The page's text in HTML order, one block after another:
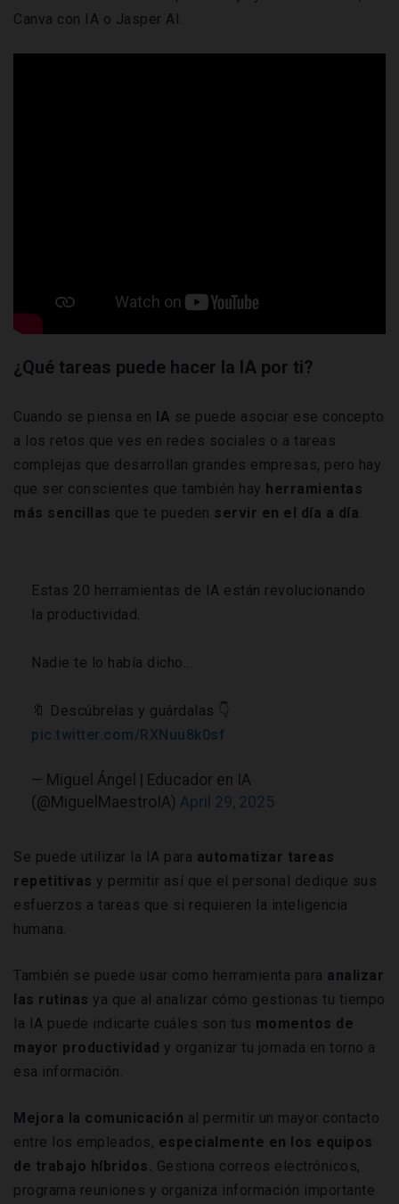
Canva con IA o Jasper AI.
¿Qué tareas puede hacer la IA por ti?
Cuando se piensa en IA se puede asociar ese concepto
a los retos que ves en redes sociales o a tareas
complejas que desarrollan grandes empresas, pero hay
que ser conscientes que también hay herramientas
más sencillas que te pueden servir en el día a día
Estas 20 herramientas de IA están revolucionando
la productividad.
Nadie te lo había dicho...
🔖 Descúbrelas y guárdalas 👇
pic.twitter.com/RXNuu8k0sf
— Miguel Ángel | Educador en IA
(@MiguelMaestroIA) April 29, 2025
Se puede utilizar la IA para automatizar tareas
repetitivas y permitir así que el personal dedique sus
esfuerzos a tareas que si requieren la inteligencia
humana.
También se puede usar como herramienta para analizar
las rutinas ya que al analizar cómo gestionas tu tiempo
la IA puede indicarte cuáles son tus momentos de
mayor productividad y organizar tu jornada en torno a
esa información.
Mejora la comunicación al permitir un mayor contacto
entre los empleados, especialmente en los equipos
de trabajo híbridos. Gestiona correos electrónicos,
programa reuniones y organiza información importante